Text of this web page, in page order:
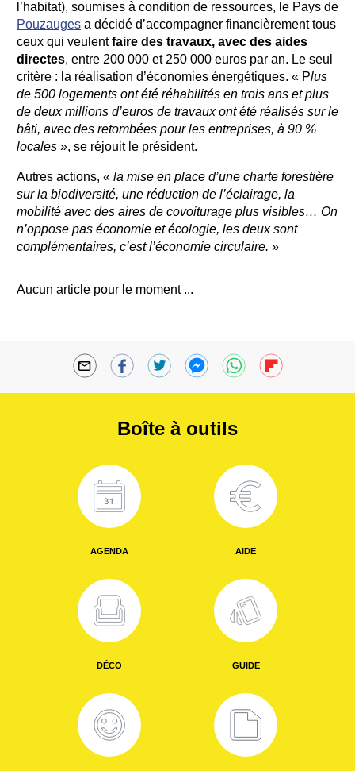
l’habitat), soumises à condition de ressources, le Pays de
Pouzauges a décidé d’accompagner financièrement tous
ceux qui veulentfaire des travaux, avec des aides
directes, entre 200 000 et 250 000 euros par an. Le seul
critère : la réalisation d’économies énergétiques. « Plus
de 500 logements ont été réhabilités en trois ans et plus
de deux millions d’euros de travaux ont été réalisés sur le
bâti, avec des retombées pour les entreprises, à 90 %
locales », se réjouit le président.
Autres actions, « la mise en place d’une charte forestière
sur la biodiversité, une réduction de l’éclairage, la
mobilité avec des aires de covoiturage plus visibles… On
n’oppose pas économie et écologie, les deux sont
complémentaires, c’est l’économie circulaire. »
Aucun article pour le moment ...
Boîte à outils
AGENDA AIDE
DÉCO GUIDE